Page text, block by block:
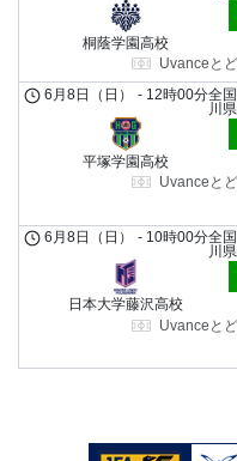
桐蔭学園高校
Uvanceと
全
川
6月8日（日） - 12時00分
平塚学園高校
Uvanceと
全
川
6月8日（日） - 10時00分
日本大学藤沢高校
Uvanceと